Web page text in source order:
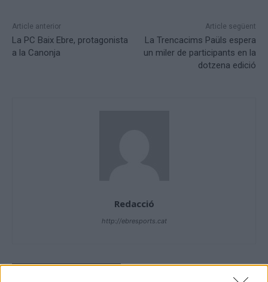
Article anterior
La PC Baix Ebre, protagonista
a la Canonja
Article següent
La Trencacims Paüls espera
un miler de participants en la
dotzena edició
Redacció
http://ebresports.cat